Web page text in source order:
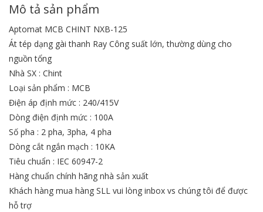
Mô tả sản phẩm
Aptomat MCB CHINT NXB-125
Át tép dạng gài thanh Ray Công suất lớn, thường dùng cho
nguồn tổng
Nhà SX : Chint
Loại sản phẩm : MCB
Điện áp định mức : 240/415V
Dòng điện định mức : 100A
Số pha : 2 pha, 3pha, 4 pha
Dòng cắt ngắn mạch : 10KA
Tiêu chuẩn : IEC 60947-2
Hàng chuẩn chính hãng nhà sản xuất
Khách hàng mua hàng SLL vui lòng inbox vs chúng tôi để được
hỗ trợ